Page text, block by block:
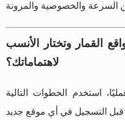
القمار وتختار الأنسب
لاهتماماتك؟
استخدم الخطوات التالية